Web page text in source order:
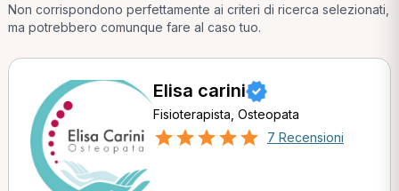
Non corrispondono perfettamente ai criteri di ricerca selezionati,
ma potrebbero comunque fare al caso tuo.
Elisa carini
Fisioterapista, Osteopata
7 Recensioni